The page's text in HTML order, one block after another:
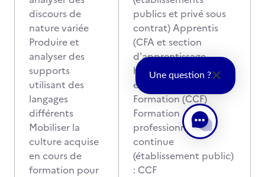
discours de
nature variée
Produire et
analyser des
supports
utilisant des
langages
différents
Mobiliser la
culture acquise
en cours de
formation pour
publics et privé sous
contrat) Apprentis
(CFA et section
d'apprentissage
habilités au Contrôle
en Cours de
Formation (CCF)
Formation
professionnelle
continue
(établissement public)
: CCF
Une question ?